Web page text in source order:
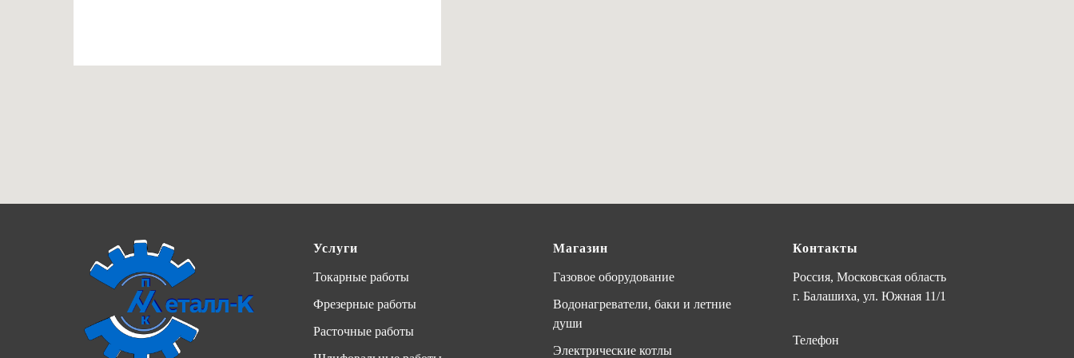
Услуги
Токарные работы
Фрезерные работы
Расточные работы
Магазин
Газовое оборудование
Водонагреватели, баки и летние
души
Электрические котлы
Контакты
Россия, Московская область
г. Балашиха, ул. Южная 11/1
Телефон